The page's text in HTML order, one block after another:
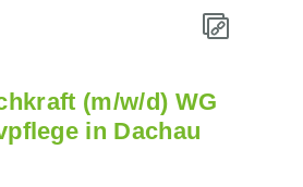
(m/w/d) WG
in Dachau